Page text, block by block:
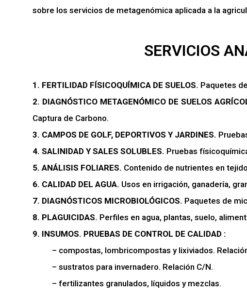
sobre los servicios de metagenómica aplicada a la
SERVICIOS
1. FERTILIDAD FÍSICOQUÍMICA DE SUELOS. Paquetes
2. DIAGNÓSTICO METAGENÓMICO DE SUELOS
Captura de Carbono.
3. CAMPOS DE GOLF, DEPORTIVOS Y JARDINES.
4. SALINIDAD Y SALES SOLUBLES. Pruebas
5. ANÁLISIS FOLIARES. Contenido de nutrientes en
6. CALIDAD DEL AGUA. Usos en irrigación, ganadería,
7. DIAGNÓSTICOS MICROBIOLÓGICOS. Paquetes de
8. PLAGUICIDAS. Perfiles en agua, plantas, suelo,
9. INSUMOS. PRUEBAS DE CONTROL DE CALIDAD :
– compostas, lombricompostas y lixiviados.
– sustratos para invernadero. Relación C/N.
– fertilizantes granulados, líquidos y mezclas.